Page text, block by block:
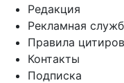
Редакция
Рекламная
Правила
Контакты
Подписка